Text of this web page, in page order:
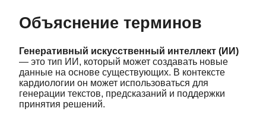
Объяснение терминов
Генеративный искусственный интеллект (ИИ)
— это тип ИИ, который может создавать новые
данные на основе существующих. В контексте
кардиологии он может использоваться для
генерации текстов, предсказаний и поддержки
принятия решений.